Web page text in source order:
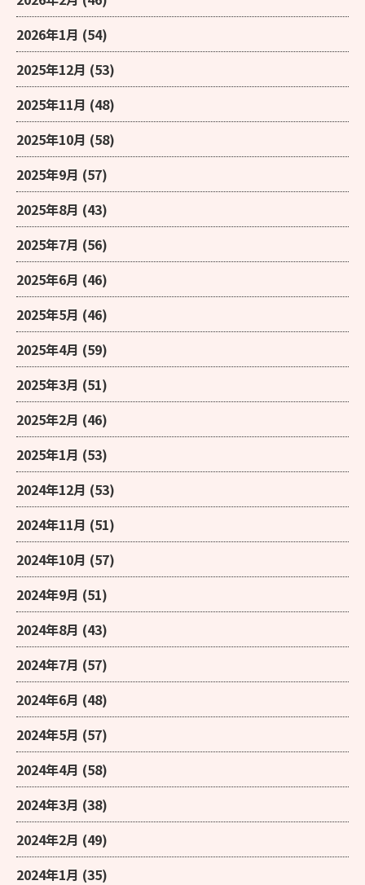
2026年1月 (54)
2025年12月 (53)
2025年11月 (48)
2025年10月 (58)
2025年9月 (57)
2025年8月 (43)
2025年7月 (56)
2025年6月 (46)
2025年5月 (46)
2025年4月 (59)
2025年3月 (51)
2025年2月 (46)
2025年1月 (53)
2024年12月 (53)
2024年11月 (51)
2024年10月 (57)
2024年9月 (51)
2024年8月 (43)
2024年7月 (57)
2024年6月 (48)
2024年5月 (57)
2024年4月 (58)
2024年3月 (38)
2024年2月 (49)
2024年1月 (35)